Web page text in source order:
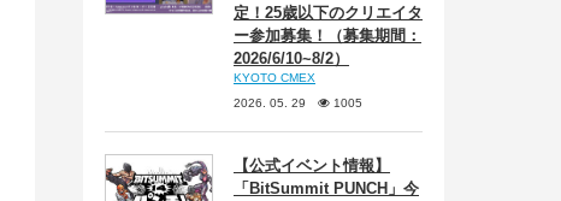
定！25歳以下のクリエイタ
ー参加募集！（募集期間：
2026/6/10~8/2）
KYOTO CMEX
2026. 05. 29
1005
【公式イベント情報】
「BitSummit PUNCH」今